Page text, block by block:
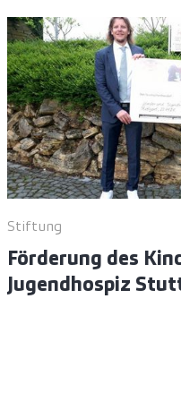
Stiftung
Förderung des
Jugendhospiz